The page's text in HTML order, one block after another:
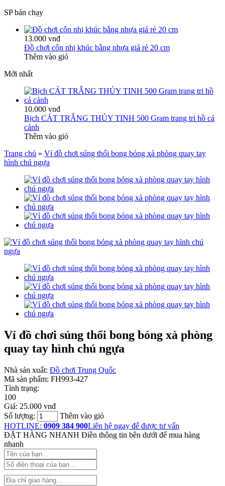
SP bán chạy
13.000 vnđ
Đồ chơi côn nhị khúc bằng nhựa giá rẻ 20 cm
Thêm vào giỏ
Mới nhất
10.000 vnđ
Bịch CÁT TRẮNG THỦY TINH 500 Gram trang tri hồ cá
cảnh
Thêm vào giỏ
Trang chủ » Vỉ đồ chơi súng thổi bong bóng xà phòng quay tay
hình chú ngựa
Vỉ đồ chơi súng thổi bong bóng xà phòng
quay tay hình chú ngựa
Nhà sản xuất: Đồ chơi Trung Quốc
Mã sản phẩm: FH993-427
Tình trạng:
100
Giá: 25.000 vnđ
Số lượng:
Thêm vào giỏ
HOTLINE: 0909 384 900Liên hệ ngay để được tư vấn
ĐẶT HÀNG NHANH Điền thông tin bên dưới để mua hàng
nhanh